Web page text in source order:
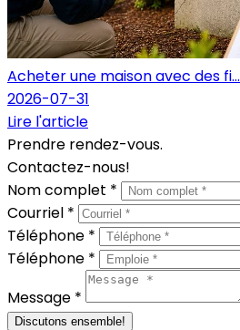
Acheter une maison avec des fi...
2026-07-31
Lire l'article
Prendre rendez-vous.
Contactez-nous!
Nom complet *
Courriel *
Téléphone *
Téléphone *
Message *
Discutons ensemble!